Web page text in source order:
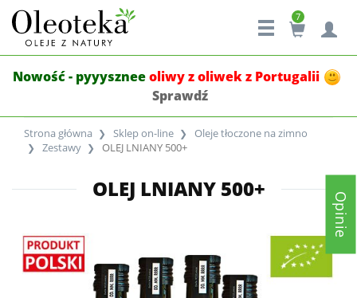
7
Nowość - pyyyszneeoliwy z oliwek z Portugalii
Sprawdź
Strona główna Sklep on-line
Oleje tłoczone na zimno
Zestawy
OLEJ LNIANY 500+
OLEJ LNIANY 500+
Opinie